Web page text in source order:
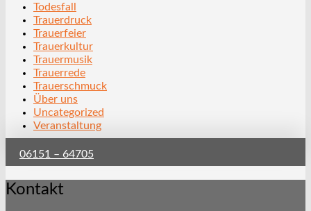
Todesfall
Trauerdruck
Trauerfeier
Trauerkultur
Trauermusik
Trauerrede
Trauerschmuck
Über uns
Uncategorized
Veranstaltung
06151 – 64705
Kontakt